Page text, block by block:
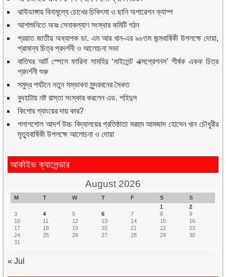
ঝাউডাঙ্গায় বিনামূল্যে চোখের চিকিৎসা ও ছানি অপারেশন ক্যাম্প
আশাশুনিতে অবঃ সেনাকল্যাণ সংস্থার কমিটি গঠন
প্রয়াত জাতীয় অধ্যাপক ডা. এম আর খান-এর ৯৮তম জন্মবার্ষিকী উপলক্ষে দোয়া,
প্রামান্য চিত্র প্রদর্শনী ও আলোচনা সভা
বাতিঘর আর্ট স্পেসে ফারিনা সামহির ‘সাইলেন্ট এক্সপ্রেশনস’ শীর্ষক একক চিত্র
প্রদর্শনী শুরু
সমুদ্র পর্যটনে নতুন সম্ভাবনা সুন্দরবনের সৈকত
বুধহাটায় নষ্ট রাস্তা সংস্কার করলেন এড. শহিদুল
কিশোর গ্যাংয়ের দায় কার?
পলাশপোল আদর্শ উচ্চ বিদ্যালয়ের প্রতিষ্ঠাতা মরহুম আমজাদ হোসেন খান চৌধুরীর
মৃত্যুবার্ষিকী উপলক্ষে আলোচনা ও দোয়া
আর্কাইভ ক্যালেন্ডার
August 2026
M T W T F S
S
1
2
3
4 5 6 7 8
9
10
11 12 13 14 15
16
17
18 19 20 21 22
23
24
25 26 27 28 29
30
31
« Jul